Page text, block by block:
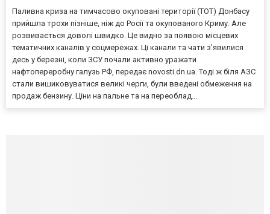
Паливна криза на тимчасово окуповані території (ТОТ) Донбасу
прийшла трохи пізніше, ніж до Росії та окупованого Криму. Але
розвивається доволі швидко. Це видно за появою місцевих
тематичних каналів у соцмережах. Ці канали та чати з’явилися
десь у березні, коли ЗСУ почали активно уражати
нафтопереробну галузь РФ, передає novosti.dn.ua. Тоді ж біля АЗС
стали вишиковуватися великі черги, були введені обмеження на
продаж бензину. Ціни на пальне та на переоблад...